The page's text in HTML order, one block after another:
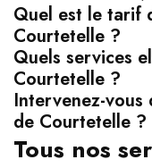
Quel est le tarif
Courtetelle ?
Quels services
Courtetelle ?
Intervenez-vous
de Courtetelle ?
Tous nos